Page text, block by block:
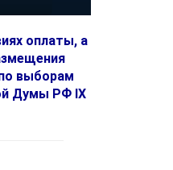
оплаты, а
выборам
Думы РФ IX